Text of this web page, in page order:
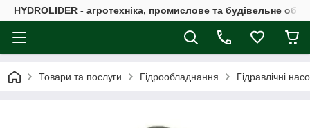
HYDROLIDER - агротехніка, промислове та будівельне
Товари та послуги Гідрообладнання Гідравлічні